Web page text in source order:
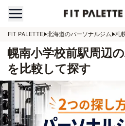
FIT PALETTE 北海道のパーソナルジム 札
幌南小学校前駅周辺
を比較して探す